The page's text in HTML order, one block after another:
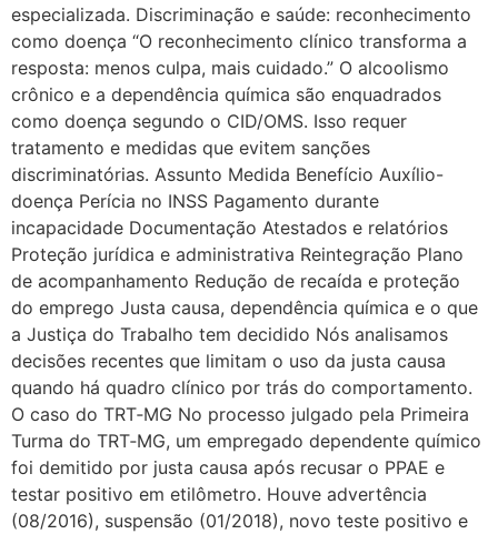
especializada. Discriminação e saúde: reconhecimento
como doença “O reconhecimento clínico transforma a
resposta: menos culpa, mais cuidado.” O alcoolismo
crônico e a dependência química são enquadrados
como doença segundo o CID/OMS. Isso requer
tratamento e medidas que evitem sanções
discriminatórias. Assunto Medida Benefício Auxílio-
doença Perícia no INSS Pagamento durante
incapacidade Documentação Atestados e relatórios
Proteção jurídica e administrativa Reintegração Plano
de acompanhamento Redução de recaída e proteção
do emprego Justa causa, dependência química e o que
a Justiça do Trabalho tem decidido Nós analisamos
decisões recentes que limitam o uso da justa causa
quando há quadro clínico por trás do comportamento.
O caso do TRT‑MG No processo julgado pela Primeira
Turma do TRT‑MG, um empregado dependente químico
foi demitido por justa causa após recusar o PPAE e
testar positivo em etilômetro. Houve advertência
(08/2016), suspensão (01/2018), novo teste positivo e